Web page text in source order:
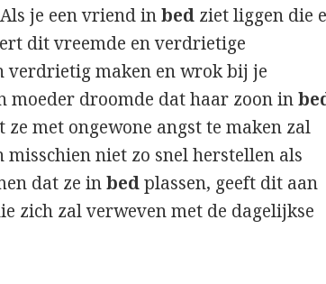
je een vriend inbed ziet liggen die
dit vreemde en verdrietige
verdrietig maken en wrok bij je
moeder droomde dat haar zoon in
met ongewone angst te maken zal
niet zo snel herstellen als
dat ze inbedplassen, geeft dit aan
zich zal verweven met de dagelijkse